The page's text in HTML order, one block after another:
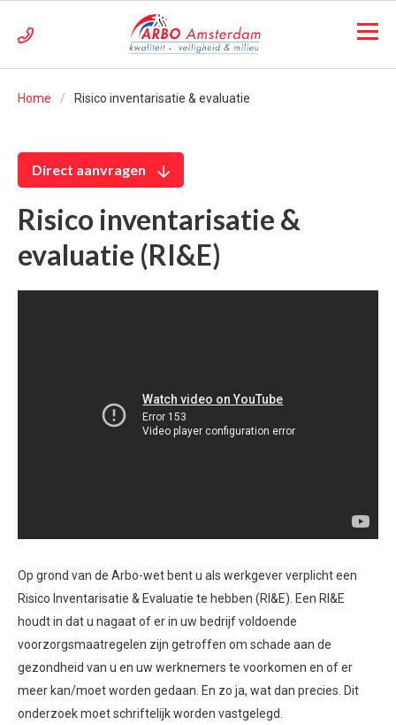
Home Risico inventarisatie & evaluatie
Direct aanvragen
Risico inventarisatie &
evaluatie (RI&E)
Op grond van de Arbo-wet bent u als werkgever verplicht een
Risico Inventarisatie & Evaluatie te hebben (RI&E). Een RI&E
houdt in dat u nagaat of er in uw bedrijf voldoende
voorzorgsmaatregelen zijn getroffen om schade aan de
gezondheid van u en uw werknemers te voorkomen en of er
meer kan/moet worden gedaan. En zo ja, wat dan precies. Dit
onderzoek moet schriftelijk worden vastgelegd.